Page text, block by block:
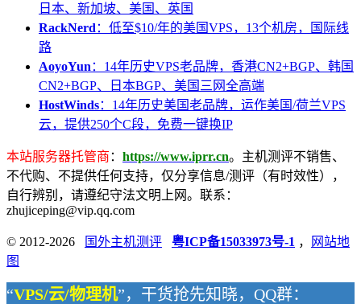
日本、新加坡、美国、英国
RackNerd ：低至$10/年的美国VPS，13个机房，国际线
路
AoyoYun ：14年历史VPS老品牌，香港CN2+BGP、韩国
CN2+BGP、日本BGP、美国三网全高端
HostWinds：14年历史美国老品牌，运作美国/荷兰VPS
云，提供250个C段，免费一键换IP
本站服务器托管商 ： https://www.iprr.cn。主机测评不销售、
不代购、不提供任何支持，仅分享信息/测评（有时效性），
自行辨别，请遵纪守法文明上网。联系：
zhujiceping@vip.qq.com
© 2012-2026 国外主机测评 粤ICP备15033973号-1 ，
网站地
图
“VPS/云/物理机”，干货抢先知晓，QQ群：